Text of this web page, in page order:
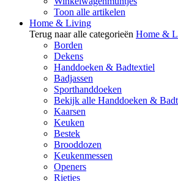
Toon alle artikelen
Home & Living
Terug naar alle categorieën Home &
Borden
Dekens
Handdoeken & Badtextiel
Badjassen
Sporthanddoeken
Bekijk alle Handdoeken &
Kaarsen
Keuken
Bestek
Brooddozen
Keukenmessen
Openers
Rietjes